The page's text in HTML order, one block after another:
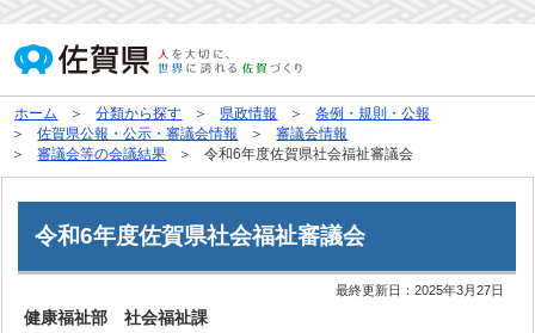
ホーム 分類から探す 県政情報
条例・規則・公報
佐賀県公報・公示・審議会情報
審議会情報
審議会等の会議結果
令和6年度佐賀県社会福祉審議会
令和6年度佐賀県社会福祉審議会
最終更新日：2025年3月27日
健康福祉部 社会福祉課